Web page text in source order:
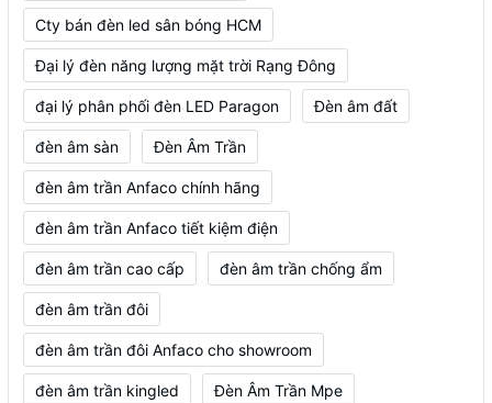
Cty bán đèn led sân bóng HCM
Đại lý đèn năng lượng mặt trời Rạng Đông
đại lý phân phối đèn LED Paragon Đèn âm đất
đèn âm sàn Đèn Âm Trần
đèn âm trần Anfaco chính hãng
đèn âm trần Anfaco tiết kiệm điện
đèn âm trần cao cấp đèn âm trần chống ẩm
đèn âm trần đôi
đèn âm trần đôi Anfaco cho showroom
đèn âm trần kingled Đèn Âm Trần Mpe